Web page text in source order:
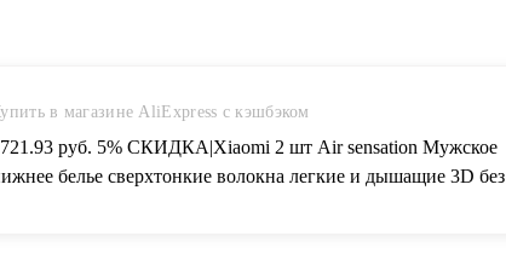
в магазине AliExpress с кэшбэком
руб. 5% СКИДКА|Xiaomi 2 шт Air sensation Мужское
белье сверхтонкие волокна легкие и дышащие 3D без